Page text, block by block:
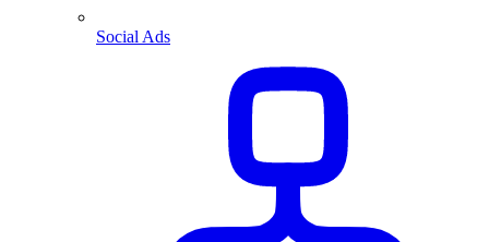
Social Ads